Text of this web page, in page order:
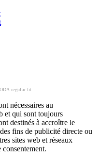
regular fit
nécessaires au
et qui sont toujours
destinés à accroître le
fins de publicité directe ou
sites web et réseaux